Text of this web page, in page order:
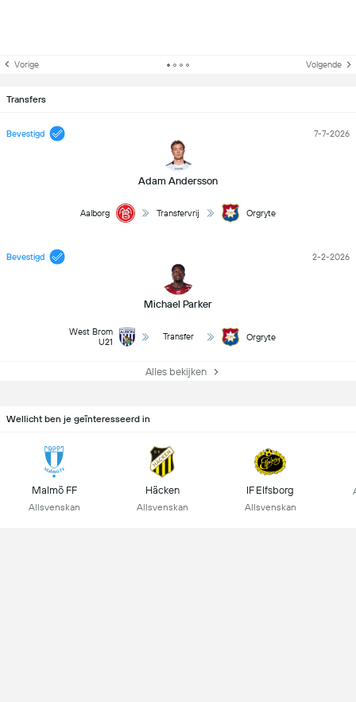
Vorige Volgende
Transfers
Bevestigd
Adam Andersson
7-7-2026
Aalborg Transfervrij Orgryte
Bevestigd
Michael Parker
2-2-2026
West Brom
U21
Transfer Orgryte
Alles bekijken
Wellicht ben je geïnteresseerd in
Malmö FF
Allsvenskan
Häcken
Allsvenskan
IF Elfsborg
Allsvenskan